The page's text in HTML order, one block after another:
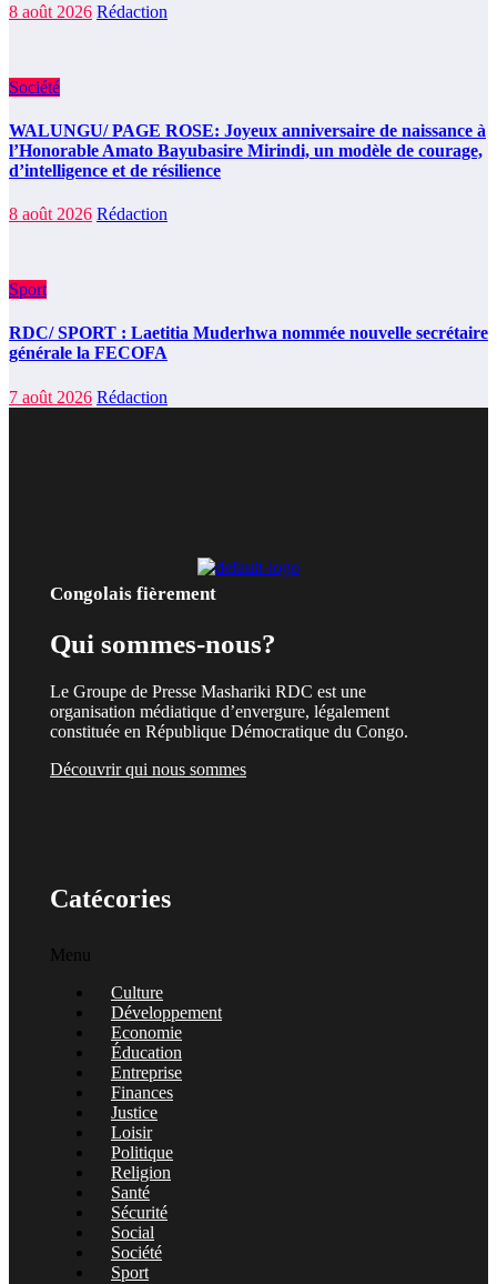
8 août 2026 Rédaction
Société
WALUNGU/ PAGE ROSE: Joyeux anniversaire de naissance à
l’Honorable Amato Bayubasire Mirindi, un modèle de courage,
d’intelligence et de résilience
8 août 2026 Rédaction
Sport
RDC/ SPORT : Laetitia Muderhwa nommée nouvelle secrétaire
générale la FECOFA
7 août 2026 Rédaction
Congolais fièrement
Qui sommes-nous?
Le Groupe de Presse Mashariki RDC est une
organisation médiatique d’envergure, légalement
constituée en République Démocratique du Congo.
Découvrir qui nous sommes
Catécories
Menu
Culture
Développement
Economie
Éducation
Entreprise
Finances
Justice
Loisir
Politique
Religion
Santé
Sécurité
Social
Société
Sport